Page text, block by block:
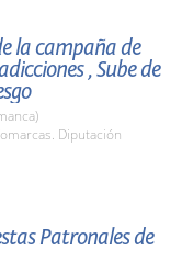
la campaña de
, Sube de
Diputación
Patronales de